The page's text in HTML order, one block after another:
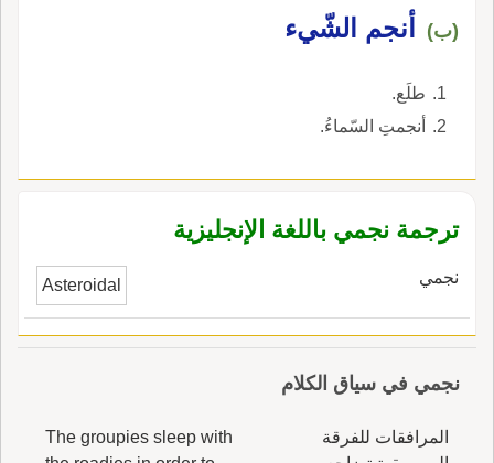
(ب) أنجم الشّيء
طلَع.
أنجمتِ السّماءُ.
ترجمة نجمي باللغة الإنجليزية
نجمي Asteroidal
نجمي في سياق الكلام
المرافقات للفرقة
The groupies sleep with